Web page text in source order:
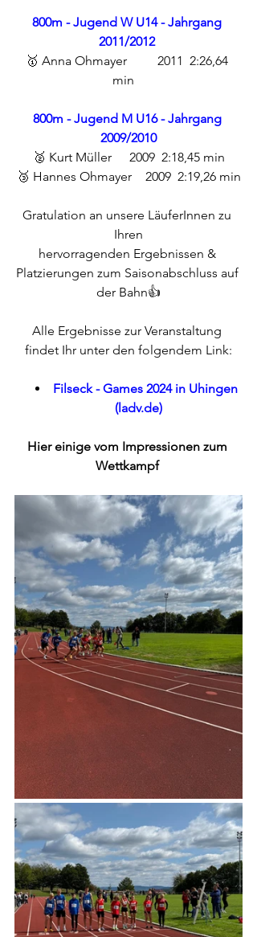
800m - Jugend W U14 - Jahrgang
2011/2012
🥇 Anna Ohmayer	 2011	 2:26,64
800m - Jugend M U16 - Jahrgang
2009/2010
🥈 Kurt Müller 	2009 	2:18,45 min
🥉 Hannes Ohmayer 	2009 	2:19,26 min
Gratulation an unsere LäuferInnen zu
Ihren
hervorragenden Ergebnissen &
Platzierungen zum Saisonabschluss auf
der Bahn👍
Alle Ergebnisse zur Veranstaltung
findet Ihr unter den folgendem Link:
Filseck - Games 2024 in Uhingen
(ladv.de)
Hier einige vom Impressionen zum
Wettkampf